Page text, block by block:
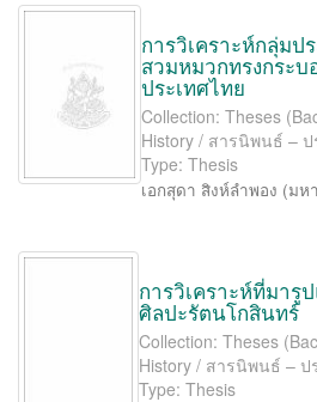
การวิเคราะห์กลุ่ม
สวมหมวกทรงกระ
ประเทศไทย
Collection: Theses
History / สารนิพนธ์ –
Type: Thesis
เอกสุดา สิงห์ลำพอง (มห
การวิเคราะห์ที่มารู
ศิลปะรัตนโกสินทร์
Collection: Theses
History / สารนิพนธ์ –
Type: Thesis